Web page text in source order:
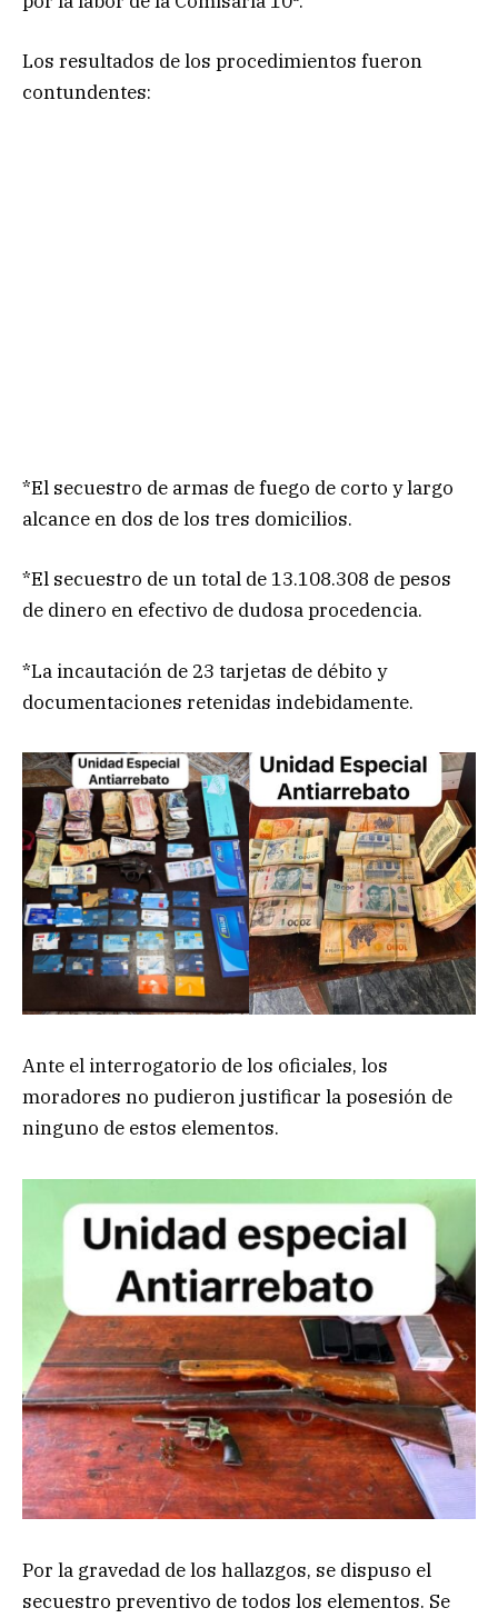
Los resultados de los procedimientos fueron
contundentes:
*El secuestro de armas de fuego de corto y largo
alcance en dos de los tres domicilios.
*El secuestro de un total de 13.108.308 de pesos
de dinero en efectivo de dudosa procedencia.
*La incautación de 23 tarjetas de débito y
documentaciones retenidas indebidamente.
Ante el interrogatorio de los oficiales, los
moradores no pudieron justificar la posesión de
ninguno de estos elementos.
Por la gravedad de los hallazgos, se dispuso el
secuestro preventivo de todos los elementos. Se